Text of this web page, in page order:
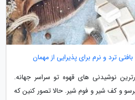
ترد و نرم برای پذیرایی از مهمان
نوشیدنی های قهوه تو سراسر جهانه.
و کف شیر و فوم شیر. حالا تصور کنین که